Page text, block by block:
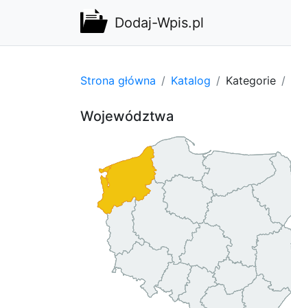
Dodaj-Wpis.pl
Strona główna Katalog Kategorie
Województwa